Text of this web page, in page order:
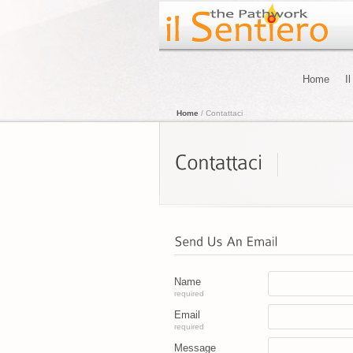
Home
Home / Contattaci
Name
required
Email
required
Message